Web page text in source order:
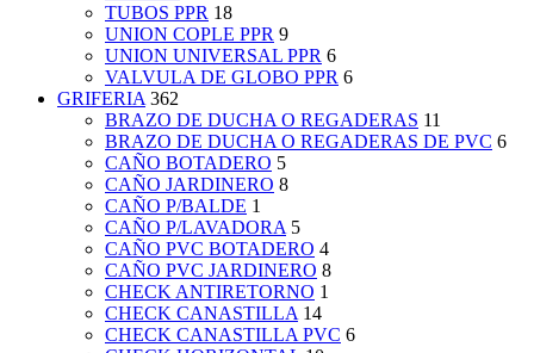
TUBOS PPR 18
UNION COPLE PPR 9
UNION UNIVERSAL PPR 6
VALVULA DE GLOBO PPR 6
GRIFERIA 362
BRAZO DE DUCHA O REGADERAS 11
BRAZO DE DUCHA O REGADERAS DE PVC 6
CAÑO BOTADERO 5
CAÑO JARDINERO 8
CAÑO P/BALDE 1
CAÑO P/LAVADORA 5
CAÑO PVC BOTADERO 4
CAÑO PVC JARDINERO 8
CHECK ANTIRETORNO 1
CHECK CANASTILLA 14
CHECK CANASTILLA PVC 6